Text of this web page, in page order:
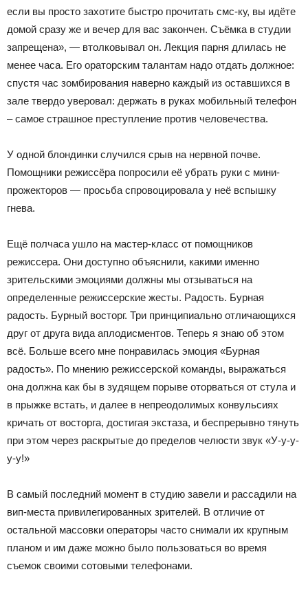
если вы просто захотите быстро прочитать смс-ку, вы идёте
домой сразу же и вечер для вас закончен. Съёмка в студии
запрещена», — втолковывал он. Лекция парня длилась не
менее часа. Его ораторским талантам надо отдать должное:
спустя час зомбирования наверно каждый из оставшихся в
зале твердо уверовал: держать в руках мобильный телефон
– самое страшное преступление против человечества.
У одной блондинки случился срыв на нервной почве.
Помощники режиссёра попросили её убрать руки с мини-
прожекторов — просьба спровоцировала у неё вспышку
гнева.
Ещё полчаса ушло на мастер-класс от помощников
режиссера. Они доступно объяснили, какими именно
зрительскими эмоциями должны мы отзываться на
определенные режиссерские жесты. Радость. Бурная
радость. Бурный восторг. Три принципиально отличающихся
друг от друга вида аплодисментов. Теперь я знаю об этом
всё. Больше всего мне понравилась эмоция «Бурная
радость». По мнению режиссерской команды, выражаться
она должна как бы в зудящем порыве оторваться от стула и
в прыжке встать, и далее в непреодолимых конвульсиях
кричать от восторга, достигая экстаза, и беспрерывно тянуть
при этом через раскрытые до пределов челюсти звук «У-у-у-
у-у!»
В самый последний момент в студию завели и рассадили на
вип-места привилегированных зрителей. В отличие от
остальной массовки операторы часто снимали их крупным
планом и им даже можно было пользоваться во время
съемок своими сотовыми телефонами.